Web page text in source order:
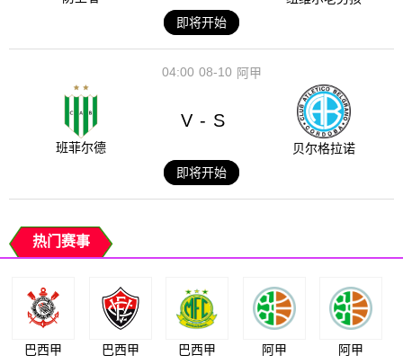
即将开始
08-10
04:00 阿甲
班菲尔德
V - S
贝尔格拉诺
即将开始
热门赛事
巴西甲 巴西甲 巴西甲 阿甲 阿甲